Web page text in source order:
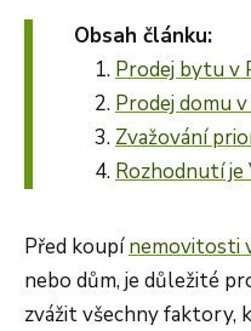
Obsah článku:
Prodej bytu v
Prodej domu
Zvažování
Rozhodnutí je
Před koupínemovitosti
nebo dům, je důležité
zvážit všechny faktory,